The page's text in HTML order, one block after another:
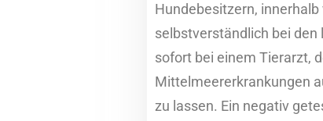
Hundebesitzern,
selbstverständlich bei
sofort bei einem Tierarzt,
Mittelmeererkrankungen
zu lassen. Ein negativ